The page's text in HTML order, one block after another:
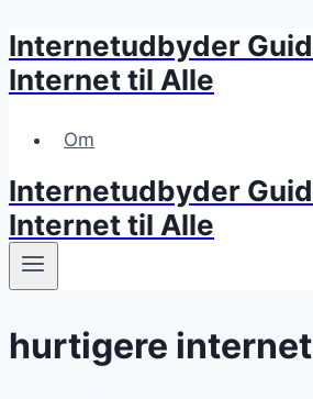
Skip
to
content
Internetudbyder
Internet til Alle
Om
Internetudbyder
Internet til Alle
hurtigere internet